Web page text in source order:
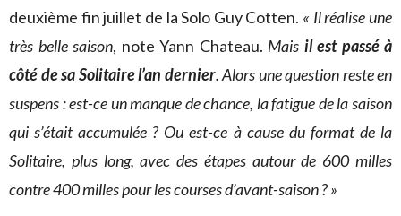
deuxième fin juillet de la Solo Guy Cotten. « Il réalise une
très belle saison, note Yann Chateau. Mais il est passé à
côté de sa Solitaire l’an dernier. Alors une question reste en
suspens : est-ce un manque de chance, la fatigue de la saison
qui s’était accumulée ? Ou est-ce à cause du format de la
Solitaire, plus long, avec des étapes autour de 600 milles
contre 400 milles pour les courses d’avant-saison ? »